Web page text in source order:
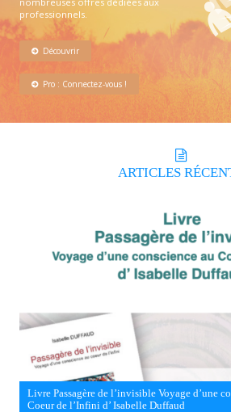
professionnels.
Découvrir
Pro : Connectez-vous !
ARTICLES
Livre Passagère de l’invisible Voyage d’une
Coeur de l’Infini d’ Isabelle Duffaud